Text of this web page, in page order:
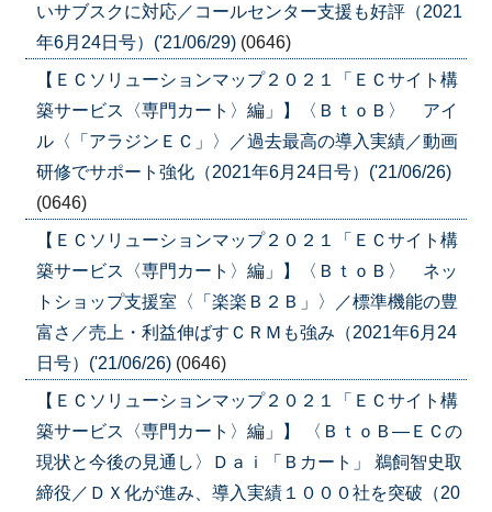
いサブスクに対応／コールセンター支援も好評（2021
年6月24日号）('21/06/29) (0646)
【ＥＣソリューションマップ２０２１「ＥＣサイト構
築サービス〈専門カート〉編」】〈ＢｔｏＢ〉 アイ
ル〈「アラジンＥＣ」〉／過去最高の導入実績／動画
研修でサポート強化（2021年6月24日号）('21/06/26)
(0646)
【ＥＣソリューションマップ２０２１「ＥＣサイト構
築サービス〈専門カート〉編」】〈ＢｔｏＢ〉 ネッ
トショップ支援室〈「楽楽Ｂ２Ｂ」〉／標準機能の豊
富さ／売上・利益伸ばすＣＲＭも強み（2021年6月24
日号）('21/06/26) (0646)
【ＥＣソリューションマップ２０２１「ＥＣサイト構
築サービス〈専門カート〉編」】 〈ＢｔｏＢ―ＥＣの
現状と今後の見通し〉Ｄａｉ「Ｂカート」 鵜飼智史取
締役／ＤＸ化が進み、導入実績１０００社を突破（20